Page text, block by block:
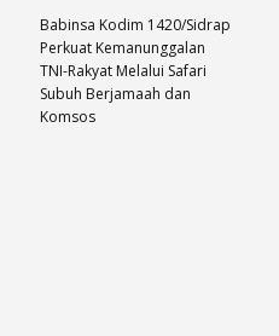
Babinsa Kodim 1420/Sidrap
Perkuat Kemanunggalan
TNI-Rakyat Melalui Safari
Subuh Berjamaah dan
Komsos